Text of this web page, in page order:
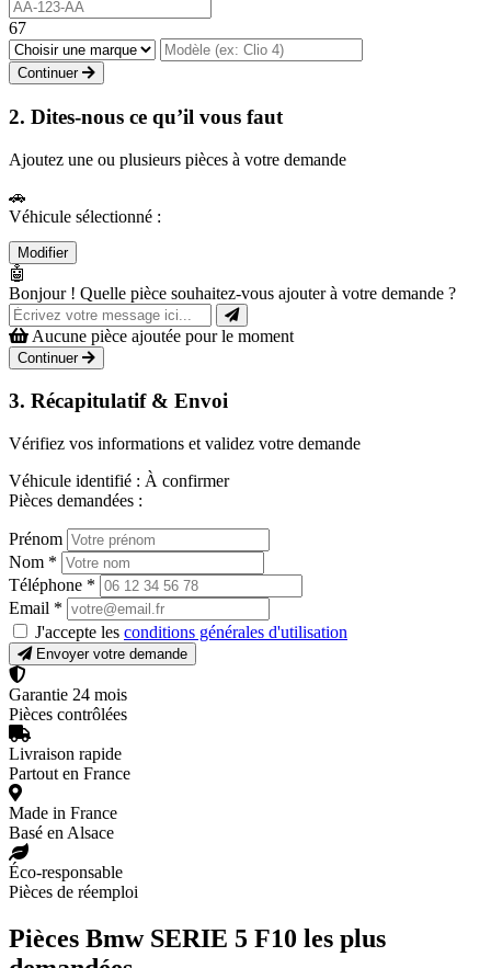
67
Continuer
2. Dites-nous ce qu’il vous faut
Ajoutez une ou plusieurs pièces à votre demande
🚗
Véhicule sélectionné :
Modifier
🤖
Bonjour ! Quelle pièce souhaitez-vous ajouter à votre demande ?
Aucune pièce ajoutée pour le moment
Continuer
3. Récapitulatif & Envoi
Vérifiez vos informations et validez votre demande
Véhicule identifié : À confirmer
Pièces demandées :
Prénom
Nom *
Téléphone *
Email *
J'accepte les conditions générales d'utilisation
Envoyer votre demande
Garantie 24 mois
Pièces contrôlées
Livraison rapide
Partout en France
Made in France
Basé en Alsace
Éco-responsable
Pièces de réemploi
Pièces Bmw SERIE 5 F10 les plus